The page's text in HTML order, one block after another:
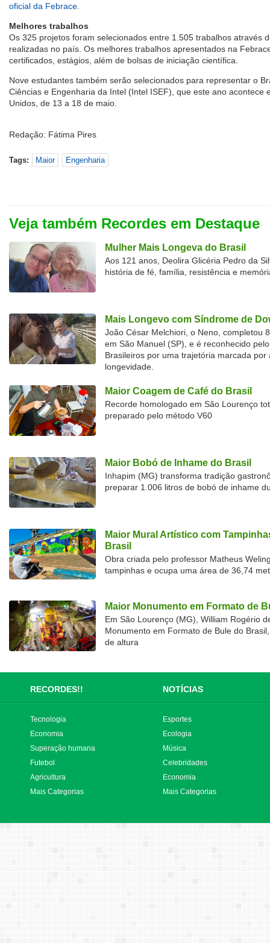
oficial da Febrace
Melhores trabalhos
Os 325 projetos foram selecionados entre 1.505 trabalhos através
realizadas no país. Os melhores trabalhos apresentados na
certificados, estágios, além de bolsas de iniciação científica.
Nove estudantes também serão selecionados para representar o
Ciências e Engenharia da Intel (Intel ISEF), que este ano acontece
Unidos, de 13 a 18 de maio.
Redação: Fátima Pires
Tags: Maior Engenharia
Veja também Recordes em Destaque
Mulher Mais Longeva do Brasil
Aos 121 anos, Deolira Glicéria Pedro da
história de fé, família, resistência e
Mais Longevo com Síndrome de
João César Melchiori, o Neno, completou
em São Manuel (SP), e é reconhecido
Brasileiros por uma trajetória marcada por
longevidade.
Maior Coagem de Café do Brasil
Recorde homologado em São Lourenço
preparado pelo método V60
Maior Bobó de Inhame do Brasil
Inhapim (MG) transforma tradição
preparar 1.006 litros de bobó de inhame
Maior Mural Artístico com
Brasil
Obra criada pelo professor Matheus
tampinhas e ocupa uma área de 36,74
Maior Monumento em Formato de
Em São Lourenço (MG), William Rogério
Monumento em Formato de Bule do
de altura
RECORDES!! NOTÍCIAS
Tecnologia
Economia
Superação humana
Futebol
Agricultura
Mais Categorias
Esportes
Ecologia
Música
Celebridades
Economia
Mais Categorias